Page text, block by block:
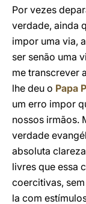
Por vezes
verdade, ainda
impor uma via,
ser senão uma
me transcrever
lhe deu o Papa
um erro impor
nossos irmãos.
verdade
absoluta
livres que essa
coercitivas,
la com